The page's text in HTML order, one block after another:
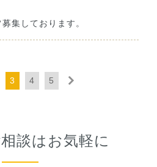
集しております。
3 4 5
談はお気軽に